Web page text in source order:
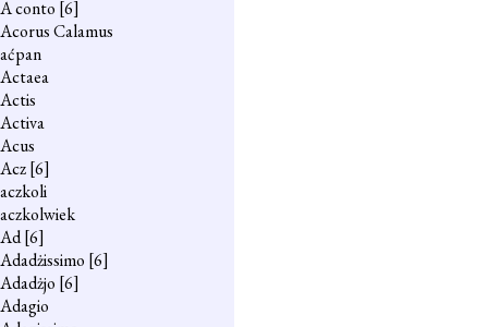
A conto [6]
Acorus Calamus
aćpan
Actaea
Actis
Activa
Acus
Acz[6]
aczkoli
aczkolwiek
Ad[6]
Adadżissimo [6]
Adadżjo [6]
Adagio